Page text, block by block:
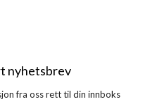
nyhetsbrev
fra oss rett til din innboks